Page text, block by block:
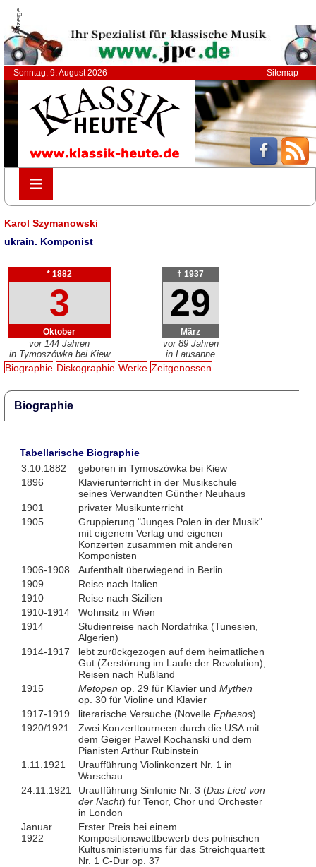
Anzeige
Sonntag, 9. August 2026 Sitemap
≡
≡
Karol Szymanowski
ukrain. Komponist
* 1882
3
Oktober
vor 144 Jahren
in Tymoszówka bei Kiew
† 1937
29
März
vor 89 Jahren
in Lausanne
Biographie Diskographie Werke Zeitgenossen
Biographie
Tabellarische Biographie
3.10.1882
geboren in Tymoszówka bei Kiew
1896
Klavierunterricht in der Musikschule
seines Verwandten Günther Neuhaus
1901
privater Musikunterricht
1905
Gruppierung "Junges Polen in der Musik"
mit eigenem Verlag und eigenen
Konzerten zusammen mit anderen
Komponisten
1906-1908
Aufenthalt überwiegend in Berlin
1909
Reise nach Italien
1910
Reise nach Sizilien
1910-1914
Wohnsitz in Wien
1914
Studienreise nach Nordafrika (Tunesien,
Algerien)
1914-1917
lebt zurückgezogen auf dem heimatlichen
Gut (Zerstörung im Laufe der Revolution);
Reisen nach Rußland
1915
Metopen op. 29 für Klavier und Mythen
op. 30 für Violine und Klavier
1917-1919
literarische Versuche (Novelle Ephesos)
1920/1921
Zwei Konzerttourneen durch die USA mit
dem Geiger Pawel Kochanski und dem
Pianisten Arthur Rubinstein
1.11.1921
Uraufführung Violinkonzert Nr. 1 in
Warschau
24.11.1921
Uraufführung Sinfonie Nr. 3 (Das Lied von
der Nacht) für Tenor, Chor und Orchester
in London
Januar
1922
Erster Preis bei einem
Kompositionswettbewerb des polnischen
Kultusministeriums für das Streichquartett
Nr. 1 C-Dur op. 37